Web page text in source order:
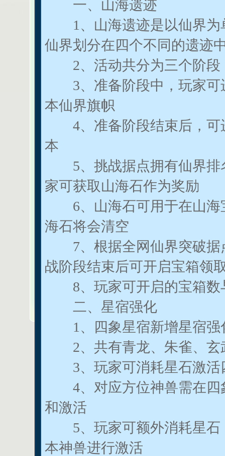
一、山海遗迹
1、山海遗迹是以仙界为
仙界划分在四个不同的遗迹
2、活动共分为三个阶段
3、准备阶段中，玩家可
本仙界旗帜
4、准备阶段结束后，可
本
5、挑战据点拥有仙界排
家可获取山海石作为奖励
6、山海石可用于在山海
海石将会清空
7、根据全网仙界突破据
战阶段结束后可开启宝箱领
8、玩家可开启的宝箱数
二、星宿强化
1、四象星宿新增星宿强
2、共有青龙、朱雀、玄
3、玩家可消耗星石激活
4、对应方位神兽需在四
和激活
5、玩家可额外消耗星石
本神兽进行激活